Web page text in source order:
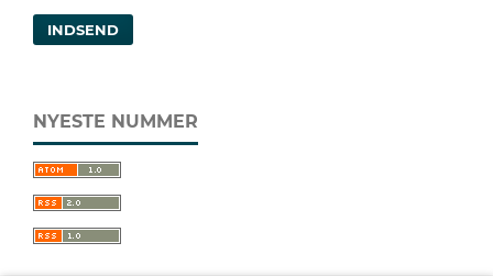
INDSEND
NYESTE NUMMER